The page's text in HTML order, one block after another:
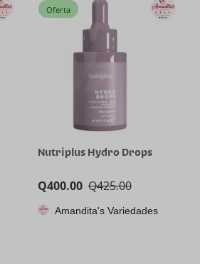
Oferta
Nutriplus Hydro Drops
Q425.00
Q400.00
Amandita's Variedades